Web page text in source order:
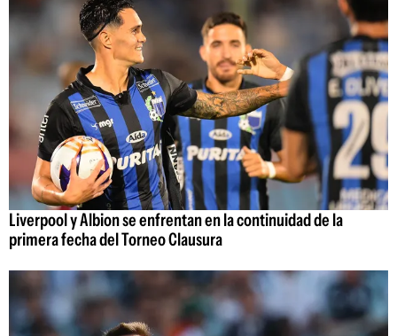
Liverpool y Albion se enfrentan en la continuidad de la
primera fecha del Torneo Clausura